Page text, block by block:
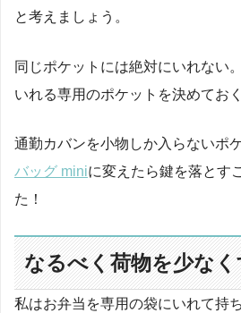
と考えましょう。
同じポケットには絶対にいれない
いれる専用のポケットを決めてお
通勤カバンを小物しか入らないポ
バッグ miniに変えたら鍵を落とす
た！
なるべく荷物を少な
私はお弁当を専用の袋にいれて持